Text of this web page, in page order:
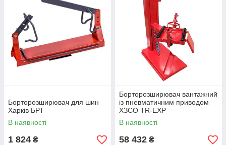
Борторозширювач для шин
Харків БРТ
В наявності
1 824 ₴
Борторозширювач вантажний
із пневматичним приводом
ХЗСО TR-EXP
В наявності
58 432 ₴